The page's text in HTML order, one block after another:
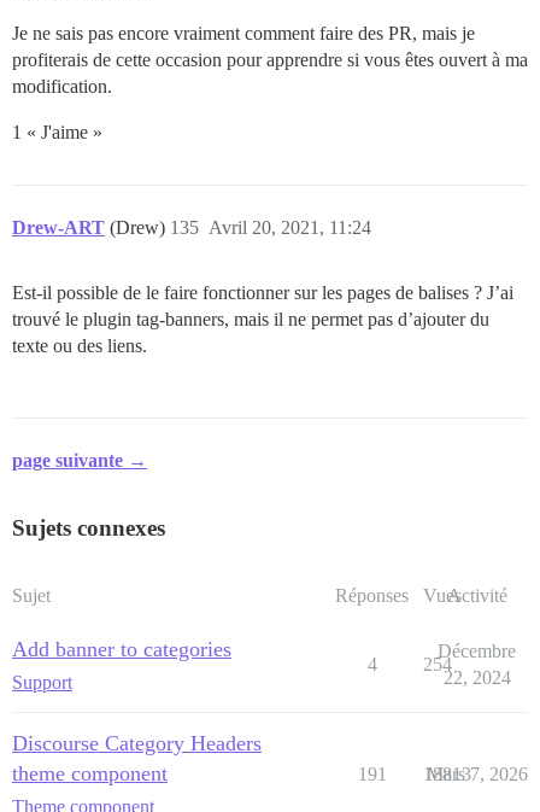
Je ne sais pas encore vraiment comment faire des PR, mais je
profiterais de cette occasion pour apprendre si vous êtes ouvert à ma
modification.
1 « J'aime »
Drew-ART (Drew) Avril 20, 2021, 11:24
135
Est-il possible de le faire fonctionner sur les pages de balises ? J’ai
trouvé le plugin tag-banners, mais il ne permet pas d’ajouter du
texte ou des liens.
page suivante →
Sujets connexes
Sujet Réponses VuesActivité
Add banner to categories
Support
4 254
Décembre
22, 2024
Discourse Category Headers
theme component
Theme component
191 18813
Mars 7, 2026